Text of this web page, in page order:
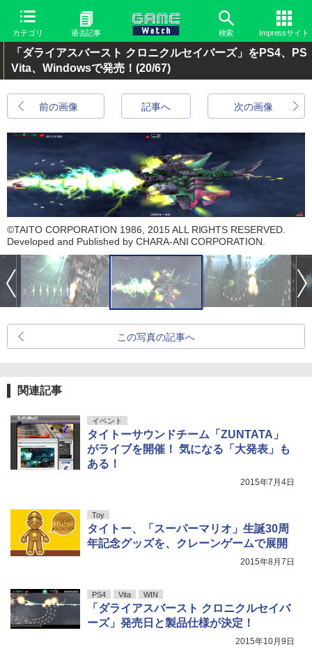
カテゴリ 過去記事 検索 Impressサイト
「ダライアスバースト クロニクルセイバーズ」をPS4、PS
Vita、Windowsで発売！ (20/67)
前の画像 次の画像
記事へ
©TAITO CORPORATION 1986, 2015 ALL RIGHTS RESERVED.
Developed and Published by CHARA-ANI CORPORATION.
この写真の記事へ
関連記事
イベント
タイトーサウンドチーム「ZUNTATA」
がライブを開催！ 気になる「大発表」も
ある！
2015年7月4日
Toy
タイトー、「スーパーマリオ」生誕30周
年記念グッズを、クレーンゲームで展開
2015年8月7日
PS4 Vita WIN
「ダライアスバースト クロニクルセイバ
ーズ」発売日と製品仕様が決定！
2015年10月9日